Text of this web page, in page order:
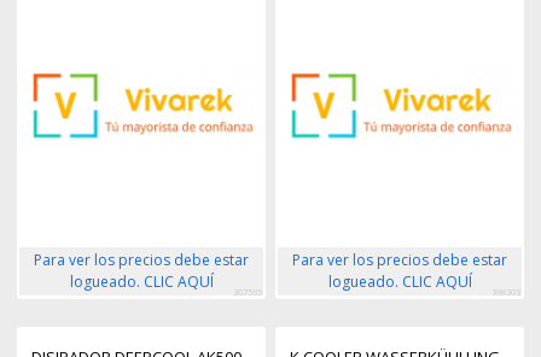
Para ver los precios debe estar
logueado. CLIC AQUÍ
307565
Para ver los precios debe estar
logueado. CLIC AQUÍ
398303